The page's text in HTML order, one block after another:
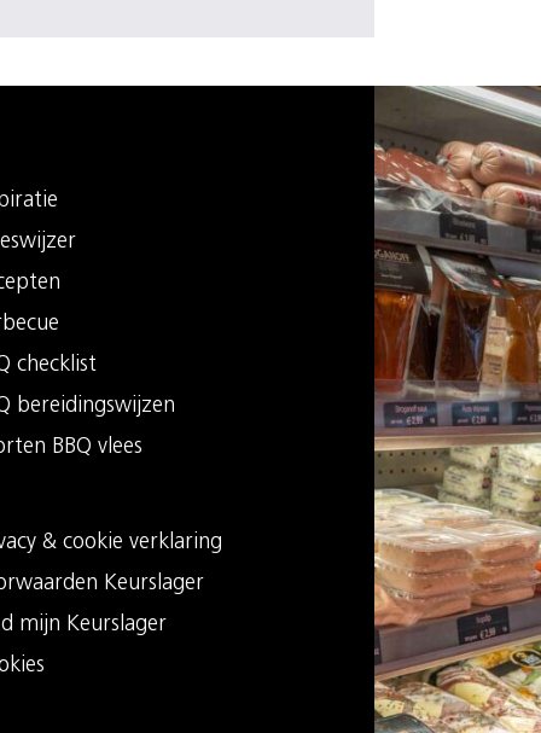
checklist
bereidingswijzen
BBQ vlees
& cookie verklaring
Keurslager
mijn Keurslager